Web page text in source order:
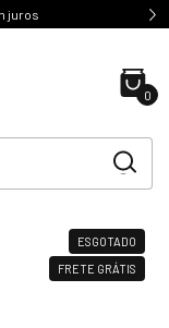
juros
0
ESGOTADO
FRETE GRÁTIS